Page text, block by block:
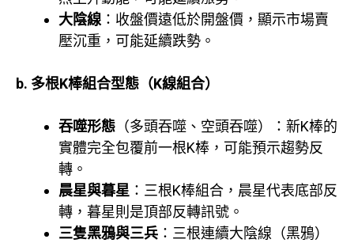
大陰線：收盤價遠低於開盤價，顯示市場賣
壓沉重，可能延續跌勢。
b. 多根K棒組合型態（K線組合）
吞噬形態 （多頭吞噬、空頭吞噬）：新K棒的
實體完全包覆前一根K棒，可能預示趨勢反
轉。
晨星與暮星 ：三根K棒組合，晨星代表底部反
轉，暮星則是頂部反轉訊號。
三隻黑鴉與三兵 ：三根連續大陰線（黑鴉）